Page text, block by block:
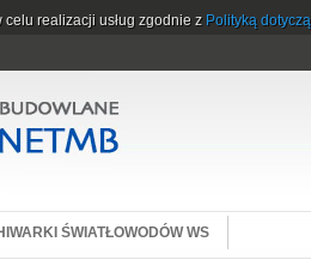
ŚWIATŁOWODÓW WS
realizacji usług zgodnie z Polityką